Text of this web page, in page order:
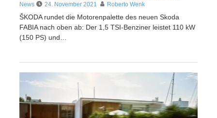
News
24. November 2021 Roberto Wenk
ŠKODA rundet die Motorenpalette des neuen Skoda
FABIA nach oben ab: Der 1,5 TSI-Benziner leistet 110 kW
(150 PS) und…